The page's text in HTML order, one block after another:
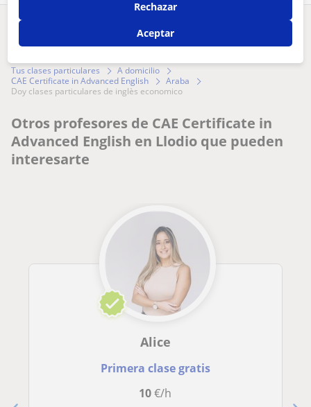
¿Hay algún error en este perfil?
Tus clases particulares
A domicilio
CAE Certificate in Advanced English
Araba
doy clases particulares de inglès economico
Otros profesores de CAE Certificate in
Advanced English en Llodio que pueden
interesarte
Alice
Primera clase gratis
10€/h
Rechazar
Aceptar